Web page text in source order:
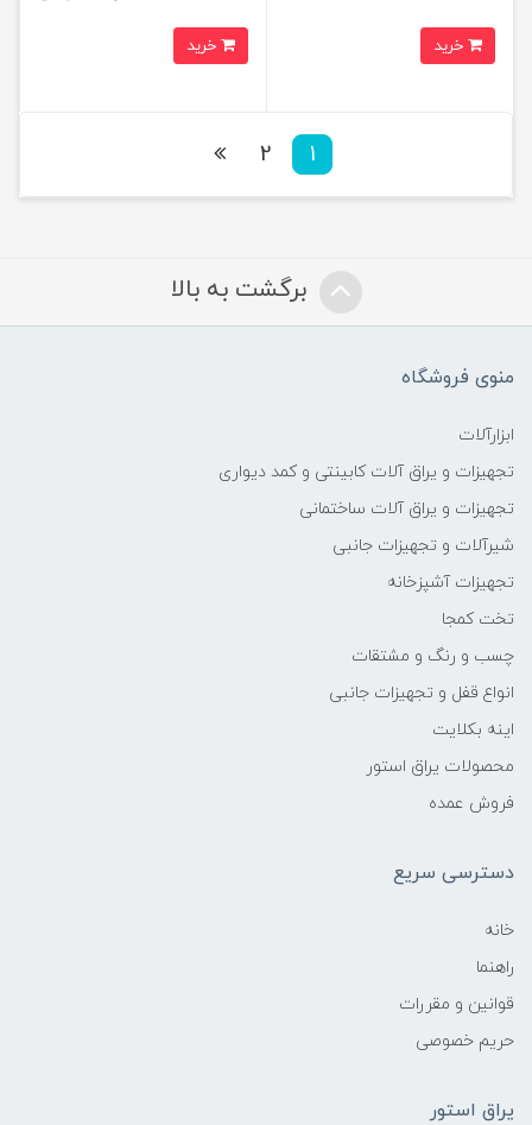
1
2
برگشت به بالا
منوی فروشگاه
ابزارآلات
تجهیزات و یراق آلات کابینتی و کمد دیواری
تجهیزات و یراق آلات ساختمانی
شیرآلات و تجهیزات جانبی
تجهیزات آشپزخانه
تخت کمجا
چسب و رنگ و مشتقات
انواع قفل و تجهیزات جانبی
اینه بکلایت
محصولات یراق استور
فروش عمده
دسترسی سریع
خانه
راهنما
قوانین و مقررات
حریم خصوصی
یراق استور